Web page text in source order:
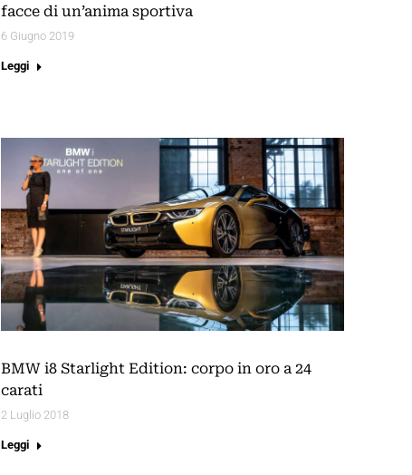
facce di un’anima sportiva
6 Giugno 2019
Leggi
BMW i8 Starlight Edition: corpo in oro a 24
carati
2 Luglio 2018
Leggi